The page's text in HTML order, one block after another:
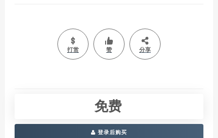
打赏 赞 分享
免费
登录后购买